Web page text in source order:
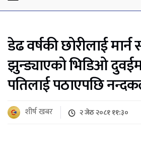
डेढ वर्षकी छोरीलाई
झुन्ड्याएको भिडिओ
पतिलाई पठाएपछि
शीर्ष खबर २ जेठ २०८१ ११:३०